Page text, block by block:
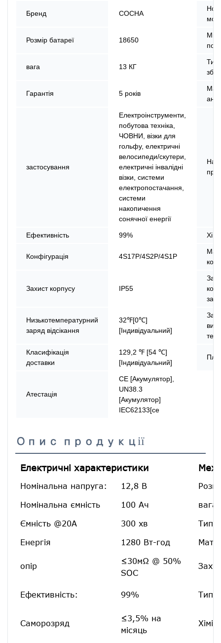
Бренд СОСНА
Розмір батареї 18650
вага 13 КГ
Тип
Гарантія 5 років
застосування
Електроінструменти,
побутова техніка,
ЧОВНИ, візки для
гольфу, електричні
велосипеди/скутери,
електричні інвалідні
візки, системи
електропостачання,
системи
накопичення
сонячної енергії
Ефективність 99%
Конфігурація 4S17P/4S2P/4S1P
Захист корпусу IP55
Низькотемпературний
заряд відсікання
32℉[0℃]
[Індивідуальний]
Класифікація
доставки
129,2 ℉ [54 ℃]
[Індивідуальний]
Атестація
CE [Акумулятор],
UN38.3
[Акумулятор]
IEC62133[ce
Опис продукції
Електричні характеристики
Номінальна напруга: 12,8 В
Номінальна ємність 100 Ач вага:
Ємність @20A 300 хв Тип
Енергія 1280 Вт-год
опір
≤30мΩ @ 50%
SOC
Ефективність: 99% Тип
Саморозряд
≤3,5% на
місяць
Хімія: